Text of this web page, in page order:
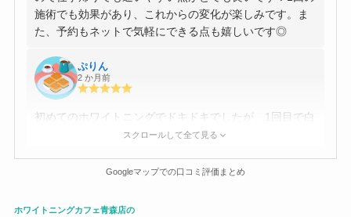
スクロールして全て見る
施術でも効果があり、これからの変化が楽しみです。ま
た、予約もネットで気軽にできる点も嬉しいです◎
ぷりん
2 か月前
初めてのホワイトニングでドキドキでしたが、1回目で白
くなったと実感し感動しました！予約も取りやすく通い
くださり助かりました。
Momo
1 か月前
Googleマップでの口コミ評価まとめ
ホワイトニングカフェ青森店の